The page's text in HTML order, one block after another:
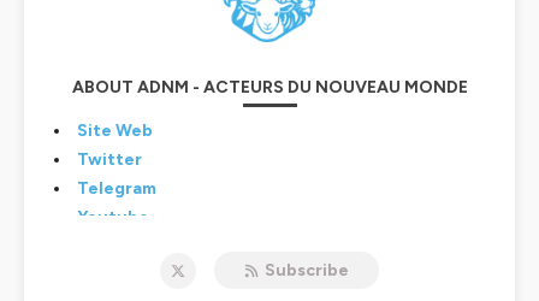
ABOUT ADNM - ACTEURS DU NOUVEAU MONDE
Site Web
Twitter
Telegram
Youtube
Subscribe